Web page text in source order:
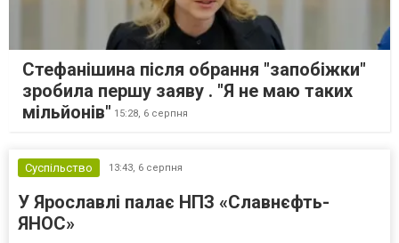
Стефанішина після обрання "запобіжки"
зробила першу заяву . "Я не маю таких
мільйонів" 15:28, 6 серпня
Суспільство 13:43, 6 серпня
У Ярославлі палає НПЗ «Славнєфть-
ЯНОС»